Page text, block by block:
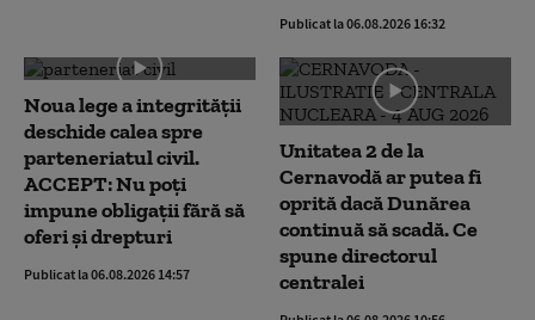
Publicat la 06.08.2026 16:32
Noua lege a integrității
deschide calea spre
parteneriatul civil.
ACCEPT: Nu poți
impune obligații fără să
oferi și drepturi
Publicat la 06.08.2026 14:57
Unitatea 2 de la
Cernavodă ar putea fi
oprită dacă Dunărea
continuă să scadă. Ce
spune directorul
centralei